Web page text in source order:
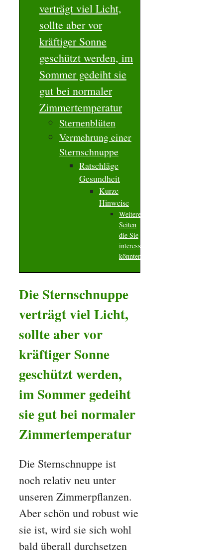
verträgt viel Licht,
sollte aber vor
kräftiger Sonne
geschützt werden, im
Sommer gedeiht sie
gut bei normaler
Zimmertemperatur
Sternenblüten
Vermehrung einer
Sternschnuppe
Ratschläge
Gesundheit
Kurze
Hinweise
Weitere
Seiten
die Sie
interessieren
könnten
Die Sternschnuppe
verträgt viel Licht,
sollte aber vor
kräftiger Sonne
geschützt werden,
im Sommer gedeiht
sie gut bei normaler
Zimmertemperatur
Die Sternschnuppe ist
noch relativ neu unter
unseren Zimmerpflanzen.
Aber schön und robust wie
sie ist, wird sie sich wohl
bald überall durchsetzen